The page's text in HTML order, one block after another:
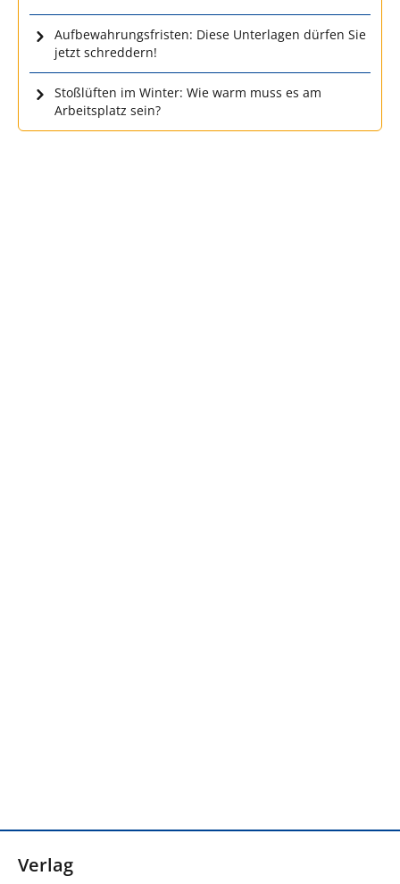
Aufbewahrungsfristen: Diese Unterlagen dürfen Sie
jetzt schreddern!
Stoßlüften im Winter: Wie warm muss es am
Arbeitsplatz sein?
Verlag